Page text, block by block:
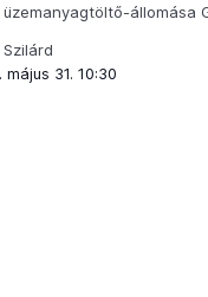
állomása
május 31. 10:30